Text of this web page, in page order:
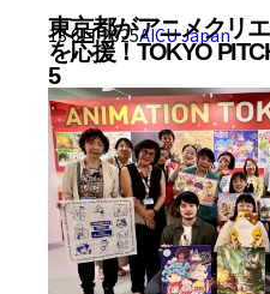
東京都がアニメクリ
を応援！TOKYO
5
13 6月 2025AICU Japan